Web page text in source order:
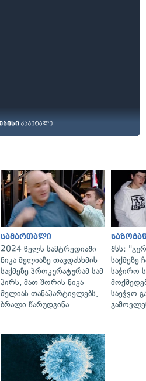
სამართალი
2024 წელს სამტრედიაში
ნიკა მელიაზე თავდასხმის
საქმეზე პროკურატურამ სამ
პირს, მათ შორის ნიკა
მელიას თანაპარტიელებს,
ბრალი წარუდგინა
შსს:
საქმეზე
საჭირო
საეჭვო